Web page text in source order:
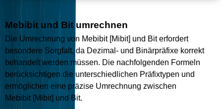
Mebibit und Bit umrechnen
Die Umrechnung von Mebibit [Mibit] und Bit erfordert
besondere Sorgfalt, da Dezimal- und Binärpräfixe korrekt
behandelt werden müssen. Die nachfolgenden Formeln
berücksichtigen die unterschiedlichen Präfixtypen und
ermöglichen eine präzise Umrechnung zwischen
Mebibit [Mibit] und Bit.